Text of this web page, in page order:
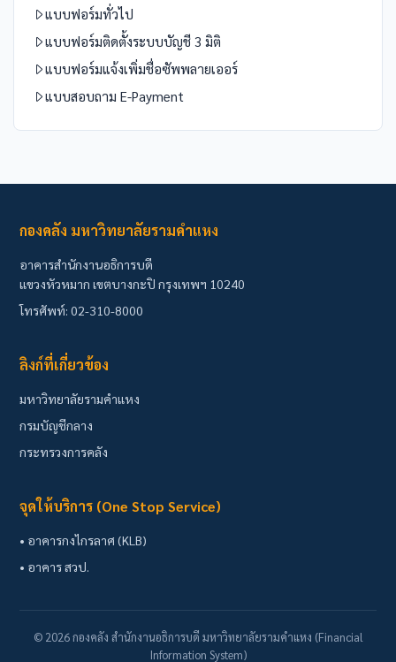
แบบฟอร์มทั่วไป
แบบฟอร์มติดตั้งระบบบัญชี 3 มิติ
แบบฟอร์มแจ้งเพิ่มชื่อซัพพลายเออร์
แบบสอบถาม E-Payment
กองคลัง มหาวิทยาลัยรามคำแหง
อาคารสำนักงานอธิการบดี
แขวงหัวหมาก เขตบางกะปิ กรุงเทพฯ 10240
โทรศัพท์: 02-310-8000
ลิงก์ที่เกี่ยวข้อง
มหาวิทยาลัยรามคำแหง
กรมบัญชีกลาง
กระทรวงการคลัง
จุดให้บริการ (One Stop Service)
• อาคารกงไกรลาศ (KLB)
• อาคาร สวป.
© 2026 กองคลัง สำนักงานอธิการบดี มหาวิทยาลัยรามคำแหง (Financial
Information System)